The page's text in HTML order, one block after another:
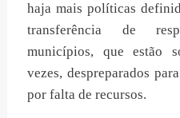
haja mais políticas
transferência de
municípios, que estão
vezes, despreparados
por falta de recursos.